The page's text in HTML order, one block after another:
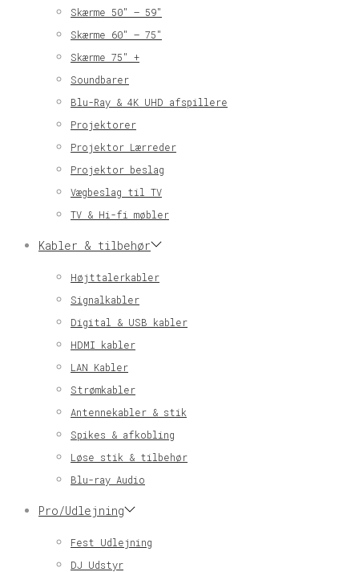
Skærme 50″ – 59″
Skærme 60″ – 75″
Skærme 75″ +
Soundbarer
Blu-Ray & 4K UHD afspillere
Projektorer
Projektor Lærreder
Projektor beslag
Vægbeslag til TV
TV & Hi-fi møbler
Kabler & tilbehør
Højttalerkabler
Signalkabler
Digital & USB kabler
HDMI kabler
LAN Kabler
Strømkabler
Antennekabler & stik
Spikes & afkobling
Løse stik & tilbehør
Blu-ray Audio
Pro/Udlejning
Fest Udlejning
DJ Udstyr